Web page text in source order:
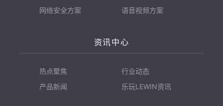
网络安全方案
语音视频方案
资讯中心
热点聚焦
行业动态
产品新闻
乐玩LEWIN资讯